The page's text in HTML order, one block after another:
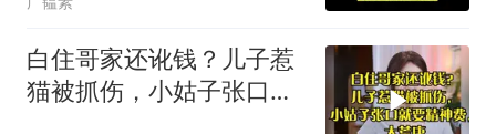
白住哥家还讹钱？儿子惹
猫被抓伤，小姑子张口就